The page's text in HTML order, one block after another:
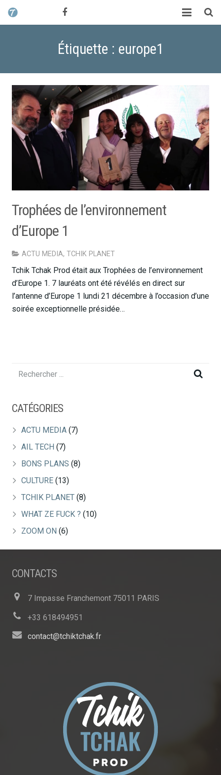
WORK
MAG
ALEX HALIMI
Étiquette : europe1
Trophées de l’environnement
d’Europe 1
ACTU MEDIA, TCHIK PLANET
Tchik Tchak Prod était aux Trophées de l’environnement
d’Europe 1. 7 lauréats ont été révélés en direct sur
l’antenne d’Europe 1 lundi 21 décembre à l’occasion d’une
soirée exceptionnelle présidée…
CATÉGORIES
ACTU MEDIA (7)
AIL TECH (7)
BONS PLANS (8)
CULTURE (13)
TCHIK PLANET (8)
WHAT ZE FUCK ? (10)
ZOOM ON (6)
CONTACTS
7 Impasse Franchemont 75011 PARIS
+33 618494951
contact@tchiktchak.fr